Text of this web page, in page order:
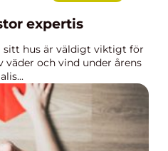
expertis
sitt hus är väldigt viktigt för
väder och vind under årens